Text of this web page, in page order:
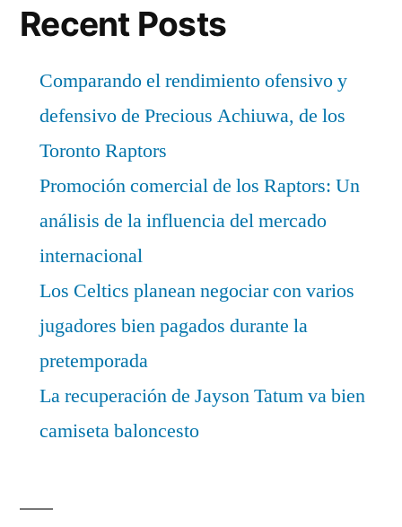
Recent Posts
Comparando el rendimiento ofensivo y
defensivo de Precious Achiuwa, de los
Toronto Raptors
Promoción comercial de los Raptors: Un
análisis de la influencia del mercado
internacional
Los Celtics planean negociar con varios
jugadores bien pagados durante la
pretemporada
La recuperación de Jayson Tatum va bien
camiseta baloncesto